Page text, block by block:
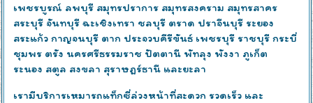
เพชรบูรณ์ ลพบุรี สมุทรปราการ สมุทรสงคราม สมุทรสาคร
สระบุรี จันทบุรี ฉะเชิงเทรา ชลบุรี ตราด ปราจีนบุรี ระยอง
สระแก้ว กาญจนบุรี ตาก ประจวบคีรีขันธ์ เพชรบุรี ราชบุรี กระบี่
ชุมพร ตรัง นครศรีธรรมราช ปัตตานี พัทลุง พังงา ภูเก็ต
ระนอง สตูล สงขลา สุราษฎร์ธานี และยะลา
เรามีบริการเหมารถแท็กซี่ล่วงหน้าที่สะดวก รวดเร็ว และ